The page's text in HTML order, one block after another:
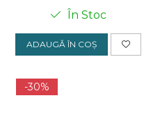
În Stoc
ADAUGĂ ÎN COȘ
-30%